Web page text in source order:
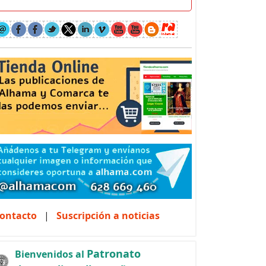
| Suscripción a noticias
Bienvenidos al Patronato